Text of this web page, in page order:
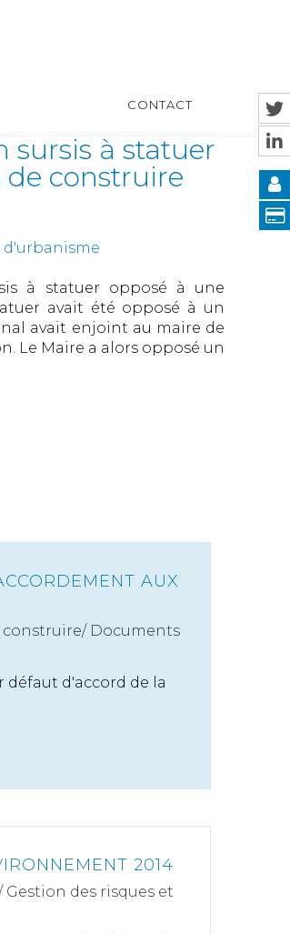
CONTACT
sursis à statuer
construire
d'urbanisme
à statuer opposé à une
avait été opposé à un
avait enjoint au maire de
Le Maire a alors opposé un
AUX
construire/ Documents
défaut d'accord de la
2014
Gestion des risques et